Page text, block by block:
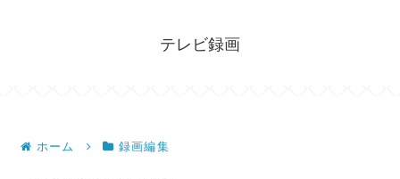
テレビ録画
ホーム 録画編集